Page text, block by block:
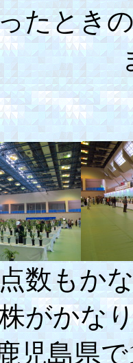
たとき
数もか
がかな
児島県